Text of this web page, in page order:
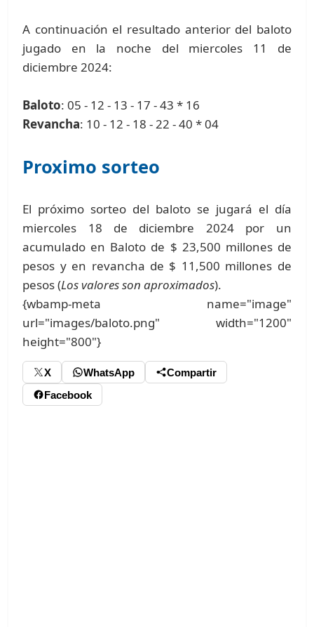
A continuación el resultado anterior del baloto
jugado en la noche del miercoles 11 de
diciembre 2024:
Baloto: 05 - 12 - 13 - 17 - 43 * 16
Revancha: 10 - 12 - 18 - 22 - 40 * 04
Proximo sorteo
El próximo sorteo del baloto se jugará el día
miercoles 18 de diciembre 2024 por un
acumulado en Baloto de $ 23,500 millones de
pesos y en revancha de $ 11,500 millones de
pesos (Los valores son aproximados).
{wbamp-meta name="image"
url="images/baloto.png" width="1200"
height="800"}
X WhatsApp
Compartir
Facebook